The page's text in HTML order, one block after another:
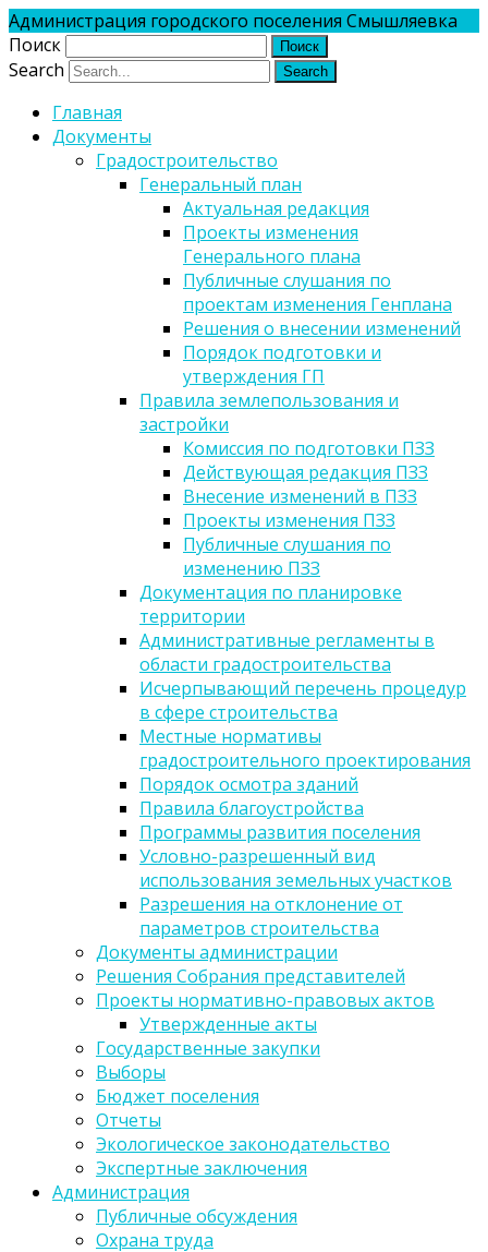
Администрация городского поселения Смышляевка
Поиск
Search
Главная
Документы
Градостроительство
Генеральный план
Актуальная редакция
Проекты изменения
Генерального плана
Публичные слушания по
проектам изменения Генплана
Решения о внесении изменений
Порядок подготовки и
утверждения ГП
Правила землепользования и
застройки
Комиссия по подготовки ПЗЗ
Действующая редакция ПЗЗ
Внесение изменений в ПЗЗ
Проекты изменения ПЗЗ
Публичные слушания по
изменению ПЗЗ
Документация по планировке
территории
Административные регламенты в
области градостроительства
Исчерпывающий перечень процедур
в сфере строительства
Местные нормативы
градостроительного проектирования
Порядок осмотра зданий
Правила благоустройства
Программы развития поселения
Условно-разрешенный вид
использования земельных участков
Разрешения на отклонение от
параметров строительства
Документы администрации
Решения Собрания представителей
Проекты нормативно-правовых актов
Утвержденные акты
Государственные закупки
Выборы
Бюджет поселения
Отчеты
Экологическое законодательство
Экспертные заключения
Администрация
Публичные обсуждения
Охрана труда